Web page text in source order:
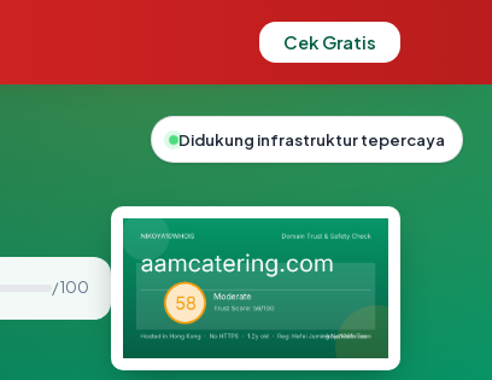
Cek Gratis
/ 100
Didukung infrastruktur tepercaya